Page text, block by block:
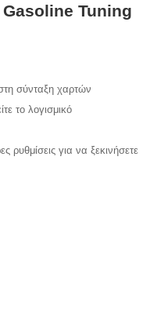
Gasoline Tuning
σύνταξη χαρτών
το λογισμικό
ρυθμίσεις για να ξεκινήσετε